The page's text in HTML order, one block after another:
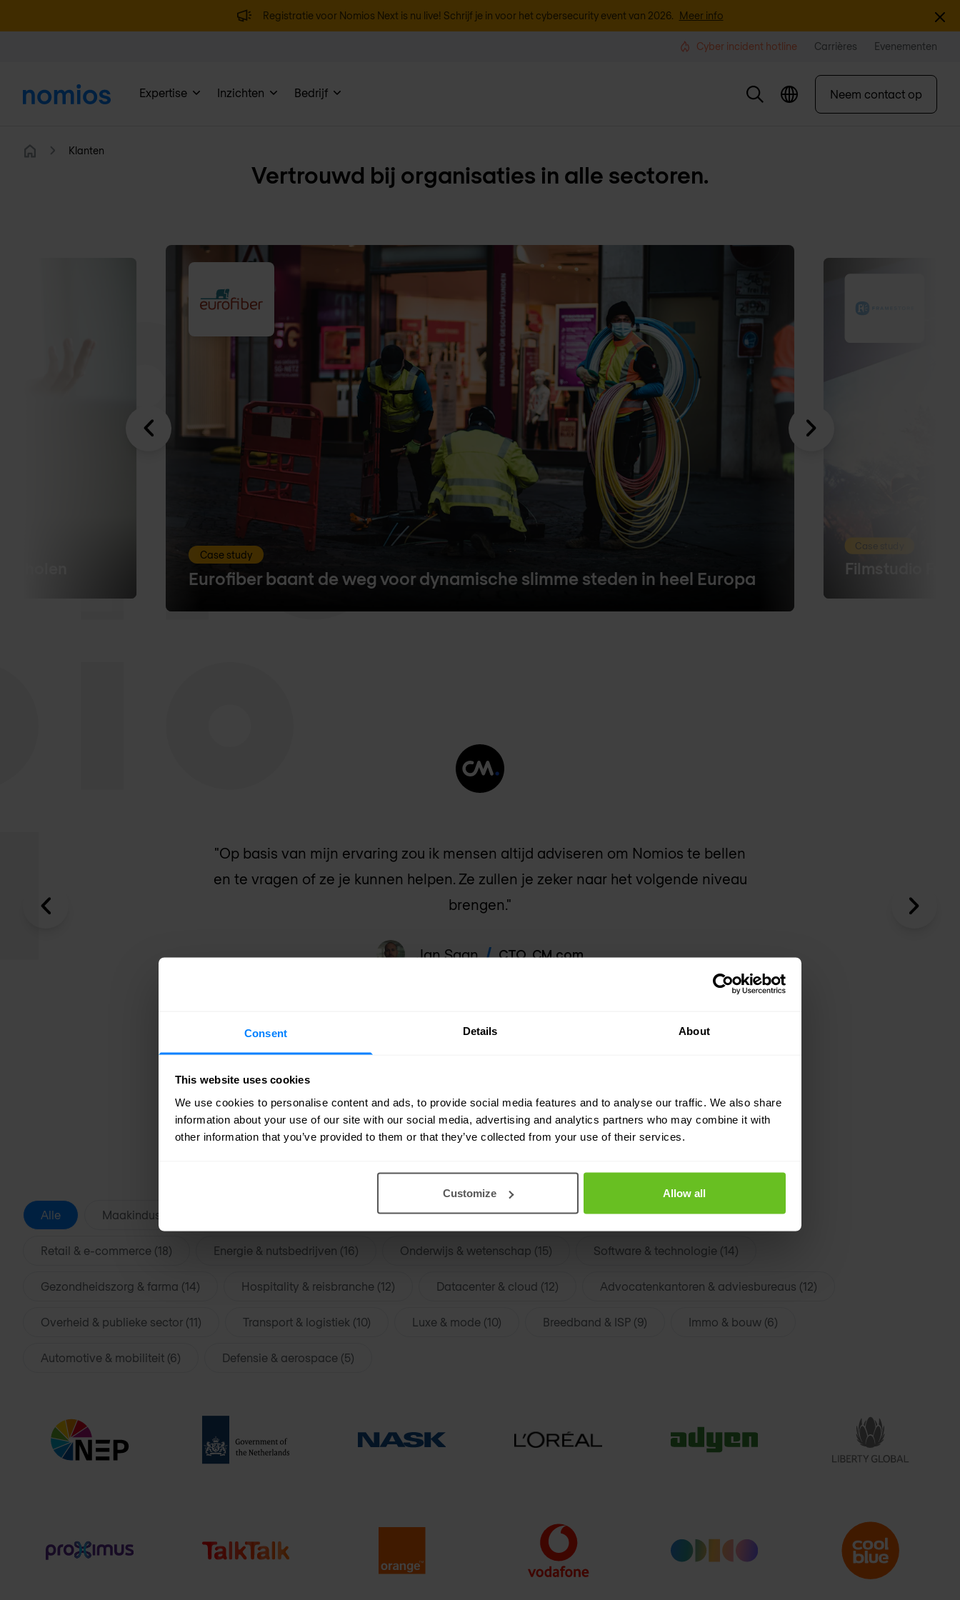
Consent Details About
This website uses cookies
We use cookies to personalise content and ads, to provide social media features and to analyse our traffic. We also share
information about your use of our site with our social media, advertising and analytics partners who may combine it with
other information that you’ve provided to them or that they’ve collected from your use of their services.
Customize Allow all
Registratie voor Nomios Next is nu live! Schrijf je in voor het cybersecurity event van 2026. Meer info
Cyber incident hotline Carrières Evenementen
Expertise Inzichten Bedrijf Neem contact op
Klanten
Vertrouwd bij organisaties in alle sectoren.
Case study
Eurofiber baant de weg voor dynamische slimme steden in heel Europa
Case study
Filmstudio
"Op basis van mijn ervaring zou ik mensen altijd adviseren om Nomios te bellen
en te vragen of ze je kunnen helpen. Ze zullen je zeker naar het volgende niveau
brengen."
Jan Saan CTO,CM.com
Alle Maakindustrie & productie (39) Financiële diensten (31) Telecommunicatie (23) Media & broadcasting (20)
Retail & e-commerce (18) Energie & nutsbedrijven (16) Onderwijs & wetenschap (15) Software & technologie (14)
Gezondheidszorg & farma (14) Hospitality & reisbranche (12) Datacenter & cloud (12) Advocatenkantoren & adviesbureaus (12)
Overheid & publieke sector (11) Transport & logistiek (10) Luxe & mode (10) Breedband & ISP (9) Immo & bouw (6)
Automotive & mobiliteit (6) Defensie & aerospace (5)